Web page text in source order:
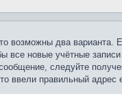
возможны два
все новые учётные
следуйте
правильный адрес